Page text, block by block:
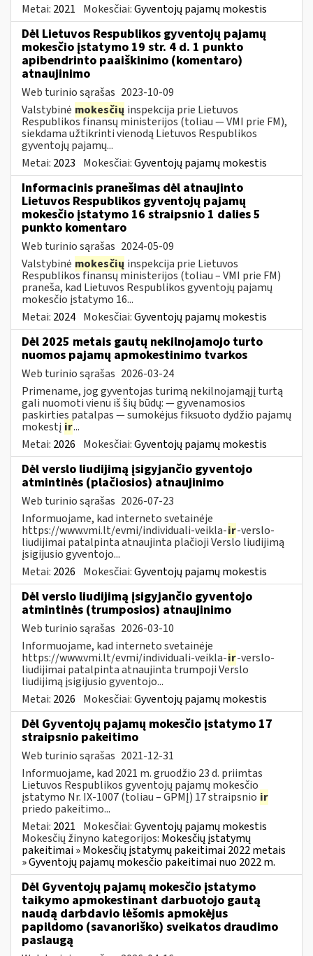
Metai: 2021 Mokesčiai:Gyventojų pajamų mokestis
Dėl Lietuvos Respublikos gyventojų pajamų
mokesčio įstatymo 19 str. 4 d. 1 punkto
apibendrinto paaiškinimo (komentaro)
atnaujinimo
Web turinio sąrašas 2023-10-09
Valstybinė mokesčių inspekcija prie Lietuvos
Respublikos finansų ministerijos (toliau — VMI prie FM),
siekdama užtikrinti vienodą Lietuvos Respublikos
gyventojų pajamų...
Metai: 2023 Mokesčiai:Gyventojų pajamų mokestis
Informacinis pranešimas dėl atnaujinto
Lietuvos Respublikos gyventojų pajamų
mokesčio įstatymo 16 straipsnio 1 dalies 5
punkto komentaro
Web turinio sąrašas 2024-05-09
Valstybinė mokesčių inspekcija prie Lietuvos
Respublikos finansų ministerijos (toliau – VMI prie FM)
praneša, kad Lietuvos Respublikos gyventojų pajamų
mokesčio įstatymo 16...
Metai: 2024 Mokesčiai:Gyventojų pajamų mokestis
Dėl 2025 metais gautų nekilnojamojo turto
nuomos pajamų apmokestinimo tvarkos
Web turinio sąrašas 2026-03-24
Primename, jog gyventojas turimą nekilnojamąjį turtą
gali nuomoti vienu iš šių būdų: — gyvenamosios
paskirties patalpas — sumokėjus fiksuoto dydžio pajamų
mokestį ir...
Metai: 2026 Mokesčiai:Gyventojų pajamų mokestis
Dėl verslo liudijimą įsigyjančio gyventojo
atmintinės (plačiosios) atnaujinimo
Web turinio sąrašas 2026-07-23
Informuojame, kad interneto svetainėje
https://www.vmi.lt/evmi/individuali-veikla-ir-verslo-
liudijimai patalpinta atnaujinta plačioji Verslo liudijimą
įsigijusio gyventojo...
Metai: 2026 Mokesčiai:Gyventojų pajamų mokestis
Dėl verslo liudijimą įsigyjančio gyventojo
atmintinės (trumposios) atnaujinimo
Web turinio sąrašas 2026-03-10
Informuojame, kad interneto svetainėje
https://www.vmi.lt/evmi/individuali-veikla-ir-verslo-
liudijimai patalpinta atnaujinta trumpoji Verslo
liudijimą įsigijusio gyventojo...
Metai: 2026 Mokesčiai:Gyventojų pajamų mokestis
Dėl Gyventojų pajamų mokesčio įstatymo 17
straipsnio pakeitimo
Web turinio sąrašas 2021-12-31
Informuojame, kad 2021 m. gruodžio 23 d. priimtas
Lietuvos Respublikos gyventojų pajamų mokesčio
įstatymo Nr. IX-1007 (toliau – GPMĮ) 17 straipsnio ir
priedo pakeitimo...
Metai: 2021 Mokesčiai:Gyventojų pajamų mokestis
Mokesčių žinyno kategorijos: Mokesčių įstatymų
pakeitimai » Mokesčių įstatymų pakeitimai 2022 metais
» Gyventojų pajamų mokesčio pakeitimai nuo 2022 m.
Dėl Gyventojų pajamų mokesčio įstatymo
taikymo apmokestinant darbuotojo gautą
naudą darbdavio lėšomis apmokėjus
papildomo (savanoriško) sveikatos draudimo
paslaugą